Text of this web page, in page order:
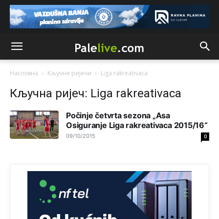
Насловна Кључне ријечи Liga rakreativaca
Кључна ријеч: Liga rakreativaca
Počinje četvrta sezona „Asa
Osiguranje Liga rakreativaca 2015/16“
09/10/2015 0
Bosni i Hercegovini ima 89.794 nepismenih osoba, što
čini 2,82% ukupnog stanovništva starijeg od 10 godina
Sa ovim procentom, Bosna i Hercegovina ima najvišu
stopu nepismenosti u regionu.
Najveći rizik sa nepismenim stanovništvom je "kupovina
zapravo glasaju po nalogu političkih partija, a ne po želji
birača).
nepismeno, što čini 38,7% ukupnog stanovništva starijeg
od 10 godina
Анонимно2818605